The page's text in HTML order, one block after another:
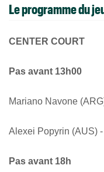
Le programme du
CENTER COURT
Pas avant 13h00
Mariano Navone
Alexei Popyrin (AUS)
Pas avant 18h